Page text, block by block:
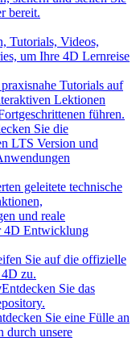
bereit.
Tutorials, Videos,
um Ihre 4D Lernreise
Tutorials auf
Lektionen
führen.
Sie die
LTS Version und
geleitete technische
und reale
4D Entwicklung
Sie auf die offizielle
zu.
Entdecken Sie das
Sie eine Fülle an
durch unsere